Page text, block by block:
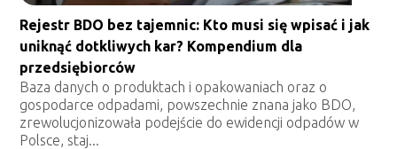
Rejestr BDO bez tajemnic: Kto musi się wpisać i jak
uniknąć dotkliwych kar? Kompendium dla
przedsiębiorców
Baza danych o produktach i opakowaniach oraz o
gospodarce odpadami, powszechnie znana jako BDO,
zrewolucjonizowała podejście do ewidencji odpadów w
Polsce, staj...